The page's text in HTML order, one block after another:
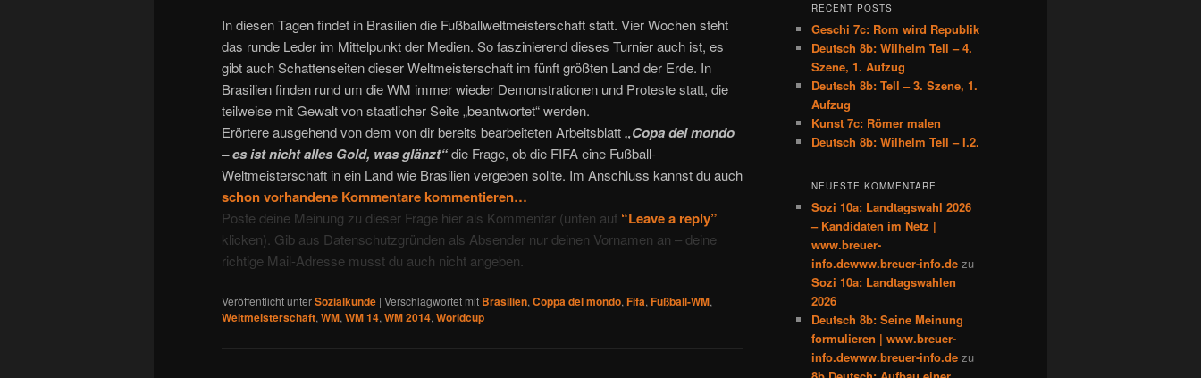
In diesen Tagen findet in Brasilien die Fußballweltmeisterschaft statt. Vier Wochen steht
das runde Leder im Mittelpunkt der Medien. So faszinierend dieses Turnier auch ist, es
gibt auch Schattenseiten dieser Weltmeisterschaft im fünft größten Land der Erde. In
Brasilien finden rund um die WM immer wieder Demonstrationen und Proteste statt, die
teilweise mit Gewalt von staatlicher Seite „beantwortet“ werden.
Erörtere ausgehend von dem von dir bereits bearbeiteten Arbeitsblatt„Copa del mondo
– es ist nicht alles Gold, was glänzt“die Frage, ob die FIFA eine Fußball-
Weltmeisterschaft in ein Land wie Brasilien vergeben sollte. Im Anschluss kannst du auch
schon vorhandene Kommentare kommentieren…
Poste deine Meinung zu dieser Frage hier als Kommentar (unten auf “Leave a reply”
klicken). Gib aus Datenschutzgründen als Absender nur deinen Vornamen an – deine
richtige Mail-Adresse musst du auch nicht angeben.
Veröffentlicht unterSozialkunde | Verschlagwortet mit Brasilien, Coppa del mondo, Fifa, Fußball-WM,
Weltmeisterschaft, WM, WM 14, WM 2014, Worldcup
RECENT POSTS
Geschi 7c: Rom wird Republik
Deutsch 8b: Wilhelm Tell – 4.
Szene, 1. Aufzug
Deutsch 8b: Tell – 3. Szene, 1.
Aufzug
Kunst 7c: Römer malen
Deutsch 8b: Wilhelm Tell – I.2.
NEUESTE KOMMENTARE
Sozi 10a: Landtagswahl 2026
– Kandidaten im Netz |
www.breuer-
info.dewww.breuer-info.de zu
Sozi 10a: Landtagswahlen
2026
Deutsch 8b: Seine Meinung
formulieren | www.breuer-
info.dewww.breuer-info.de zu